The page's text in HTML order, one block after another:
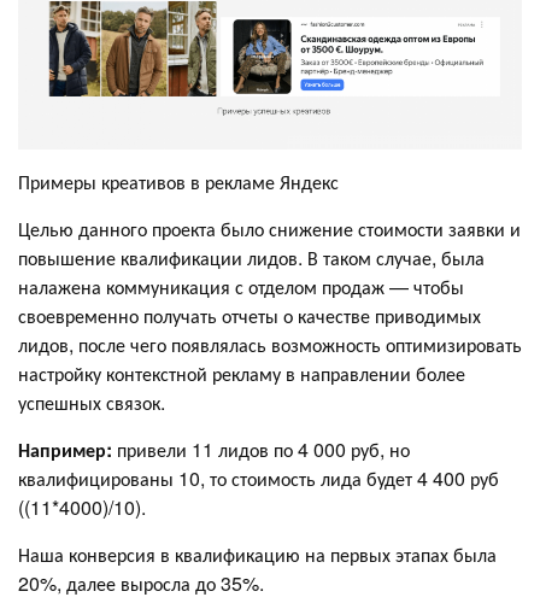
Примеры креативов в рекламе Яндекс
Целью данного проекта было снижение стоимости заявки и
повышение квалификации лидов. В таком случае, была
налажена коммуникация с отделом продаж — чтобы
своевременно получать отчеты о качестве приводимых
лидов, после чего появлялась возможность оптимизировать
настройку контекстной рекламу в направлении более
успешных связок.
Например: привели 11 лидов по 4 000 руб, но
квалифицированы 10, то стоимость лида будет 4 400 руб
((11*4000)/10).
Наша конверсия в квалификацию на первых этапах была
20%, далее выросла до 35%.